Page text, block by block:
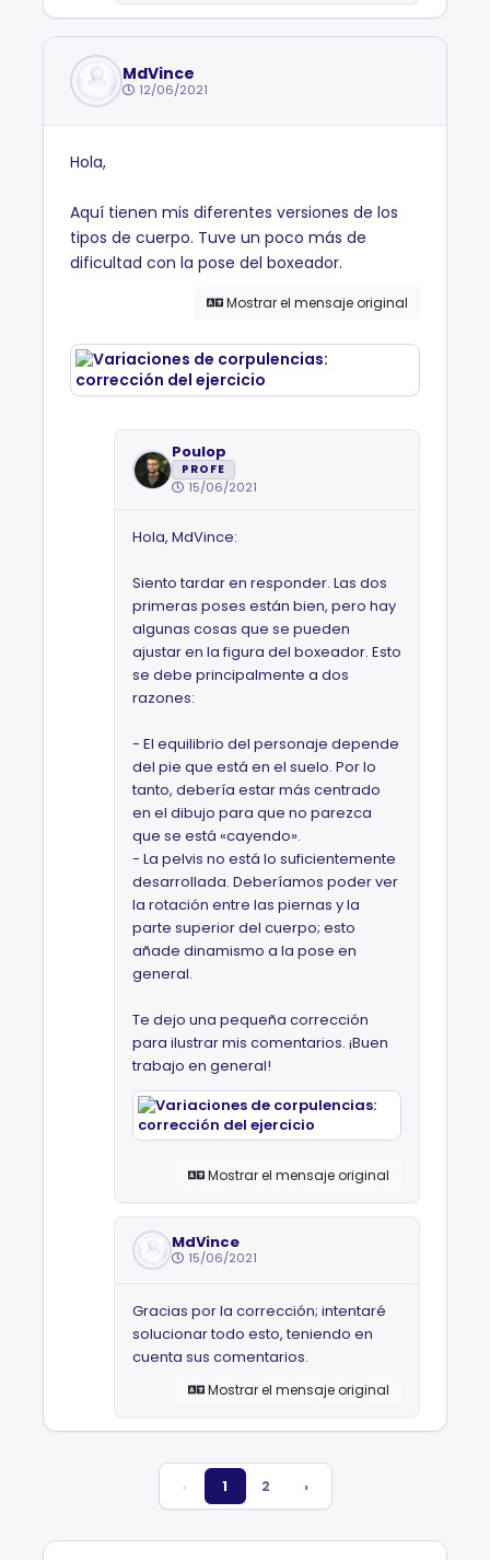
MdVince
12/06/2021
Hola,
Aquí tienen mis diferentes versiones de los
tipos de cuerpo. Tuve un poco más de
dificultad con la pose del boxeador.
Mostrar el mensaje original
Poulop
PROFE
15/06/2021
Hola, MdVince:
Siento tardar en responder. Las dos
primeras poses están bien, pero hay
algunas cosas que se pueden
ajustar en la figura del boxeador. Esto
se debe principalmente a dos
razones:
- El equilibrio del personaje depende
del pie que está en el suelo. Por lo
tanto, debería estar más centrado
en el dibujo para que no parezca
que se está «cayendo».
- La pelvis no está lo suficientemente
desarrollada. Deberíamos poder ver
la rotación entre las piernas y la
parte superior del cuerpo; esto
añade dinamismo a la pose en
general.
Te dejo una pequeña corrección
para ilustrar mis comentarios. ¡Buen
trabajo en general!
Mostrar el mensaje original
MdVince
15/06/2021
Gracias por la corrección; intentaré
solucionar todo esto, teniendo en
cuenta sus comentarios.
Mostrar el mensaje original
‹ 1 2 ›